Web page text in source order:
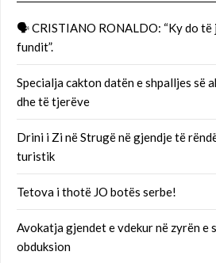
🗣 CRISTIANO RONALDO: “Ky do
fundit”.
Specialja cakton datën e shpalljes së
dhe të tjerëve
Drini i Zi në Strugë në gjendje të
turistik
Tetova i thotë JO botës serbe!
Avokatja gjendet e vdekur në zyrën e
obduksion